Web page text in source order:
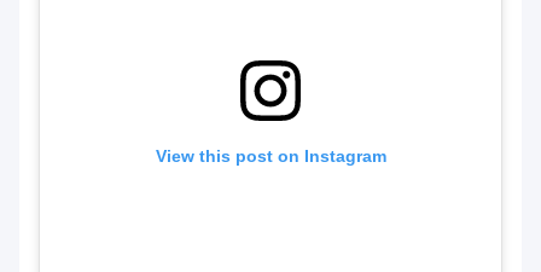
View this post on Instagram